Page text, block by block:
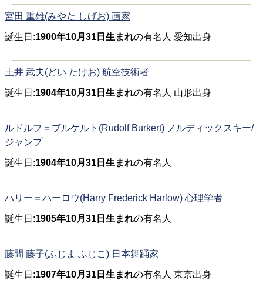
宮田 重雄(みやた しげお) 画家
誕生日:1900年10月31日生まれの有名人 愛知出身
土井 武夫(どい たけお) 航空技術者
誕生日:1904年10月31日生まれの有名人 山形出身
ルドルフ＝ブルケルト(Rudolf Burkert) ノルディックスキー/
ジャンプ
誕生日:1904年10月31日生まれの有名人
ハリー＝ハーロウ(Harry Frederick Harlow) 心理学者
誕生日:1905年10月31日生まれの有名人
藤間 藤子(ふじま ふじこ) 日本舞踊家
誕生日:1907年10月31日生まれの有名人 東京出身